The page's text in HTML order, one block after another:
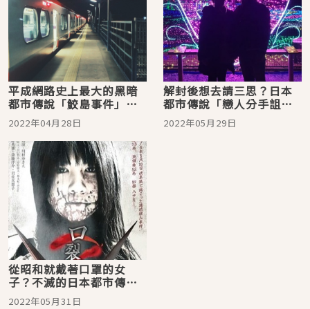
平成網路史上最大的黑暗
都市傳說「鮫島事件」！
連NHK都不敢報導究竟是
什麼？
2022年04月28日
解封後想去請三思？日本
都市傳說「戀人分手詛咒
聖地」大集合
2022年05月29日
從昭和就戴著口罩的女
子？不滅的日本都市傳說
「裂嘴女」背後的真相
2022年05月31日